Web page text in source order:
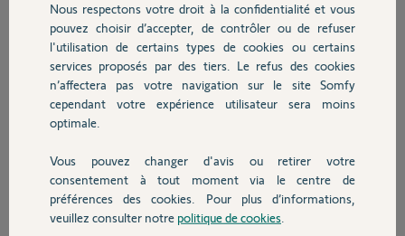
Chauffage
Autres produits
Devis avec un pro
Contact
clavier.
Impossible de rentrer dans le menu du clavier Lcd avec le code usine
J'ai également essayé en éteignant la box afin d'éviter toute
perturbation avec le wifi, essayé en mettant le clavier Lcd à côté de la
l'afficheur...
J'en arrive à me demander si le clavier Lcd est compatible avec le kit
Protexiom Origin ?..
Nous respectons votre droit à la confidentialité et vous
pouvez choisir d’accepter, de contrôler ou de refuser
l'utilisation de certains types de cookies ou certains
services proposés par des tiers. Le refus des cookies
n’affectera pas votre navigation sur le site Somfy
cependant votre expérience utilisateur sera moins
optimale.
Vous pouvez changer d'avis ou retirer votre
consentement à tout moment via le centre de
préférences des cookies. Pour plus d’informations,
veuillez consulter notre politique de cookies